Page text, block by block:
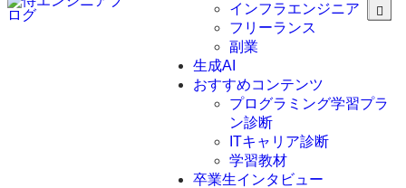
Java
JavaScript
Swift
Ruby
インフラエンジニア
フリーランス
副業
生成AI
おすすめコンテンツ
プログラミング学習プラ
ン診断
ITキャリア診断
学習教材
卒業生インタビュー